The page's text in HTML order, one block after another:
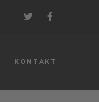
KONTAKT